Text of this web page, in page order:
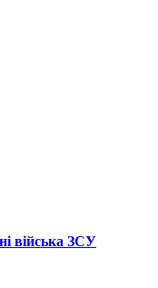
війська ЗСУ